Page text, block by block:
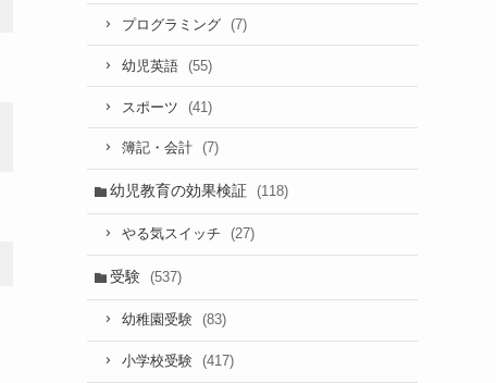
割合 投票数
38.2% 189
8.4%
プログラミング (7)
幼児英語 (55)
スポーツ (41)
簿記・会計 (7)
幼児教育の効果検証 (118)
やる気スイッチ (27)
受験 (537)
幼稚園受験 (83)
小学校受験 (417)